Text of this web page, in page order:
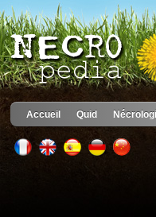
Accueil Quid